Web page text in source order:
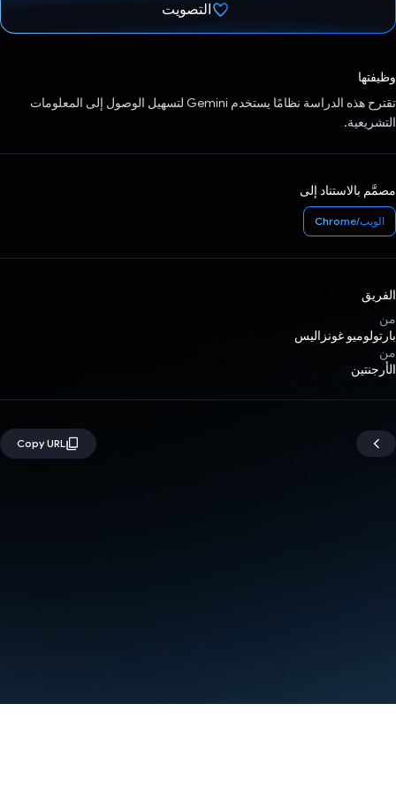
التصويت
وظيفتها
تقترح هذه الدراسة نظامًا يستخدم Gemini لتسهيل الوصول إلى المعلومات
التشريعية.
مصمَّم بالاستناد إلى
الويب/Chrome
الفريق
من
بارتولوميو غونزاليس
من
الأرجنتين